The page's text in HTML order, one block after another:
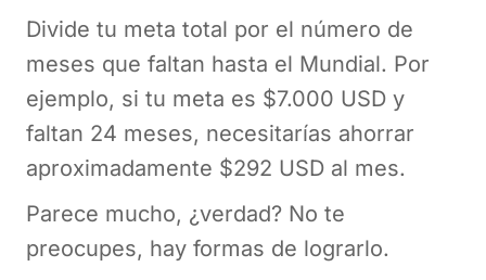
Divide tu meta total por el número de
meses que faltan hasta el Mundial. Por
ejemplo, si tu meta es $7.000 USD y
faltan 24 meses, necesitarías ahorrar
aproximadamente $292 USD al mes.
Parece mucho, ¿verdad? No te
preocupes, hay formas de lograrlo.